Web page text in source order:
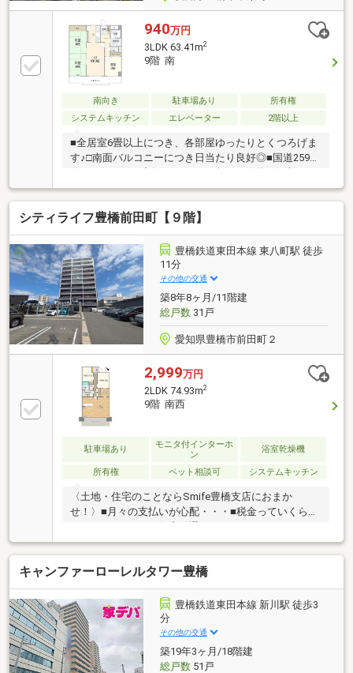
940万円
3LDK 63.41m2
9階 南
南向き 駐車場あり
所有権
システムキッチン
エレベーター 2階以上
■全居室6畳以上につき、各部屋ゆったりとくつろげま
す♪□南面バルコニーにつき日当たり良好◎■国道259号
す。□全室エアコン付きで、季節を問わず快適に過ご
せます！＊＊ライフインフォメーション＊＊■豊橋鉄
道東田本線「新川」駅…徒歩約7分□松山小学校…徒歩
約4分■中部中学校…徒歩約17分□幼保連携型認定こど
も園正林寺保育園…徒歩約7分■セブンイレブン豊橋東
小田原町店…徒歩約4分物件の詳細はもちろん、住宅ロ
ーンなどのご相談も承ります！まずはお気軽にお問い
合わせください♪
シティライフ豊橋前田町【９階】
豊橋鉄道東田本線 東八町駅 徒歩
11分
その他の交通
築8年8ヶ月/11階建
総戸数31戸
愛知県豊橋市前田町２
2,999万円
2LDK 74.93m2
9階 南西
駐車場あり
モニタ付インターホ
ン
浴室乾燥機
所有権 ペット相談可 システムキッチン
〈土地・住宅のことならSmife豊橋支店におまか
せ！〉■月々の支払いが心配・・・■税金っていくら位
い・・・etcお話ししづらい価格交渉等も含め、何でも
Smife豊橋支店にご相談ください！不安な住宅探し
を、しっかりとサポートいたします！！近隣に便利な
施設盛りだくさん♪新川小学校まで、徒歩約6分(約
480m)中部中学校まで、徒歩約6分(約410m)小学校・
中学校まで徒歩約10分圏内ですので、安心してお子さ
まを送り出せます。見学予約、ご相談等、お気軽にお
問い合わせください。
キャンファーローレルタワー豊橋
豊橋鉄道東田本線 新川駅 徒歩3
分
その他の交通
築19年3ヶ月/18階建
総戸数51戸